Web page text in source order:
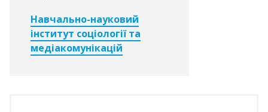
Навчально-науковий
інститут соціології та
медіакомунікацій